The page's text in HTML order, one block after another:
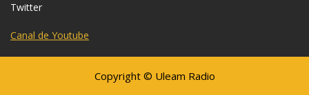
Twitter
Canal de Youtube
Copyright © Uleam Radio